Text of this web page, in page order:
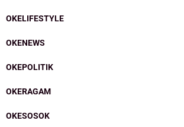
OKELIFESTYLE
OKENEWS
OKEPOLITIK
OKERAGAM
OKESOSOK